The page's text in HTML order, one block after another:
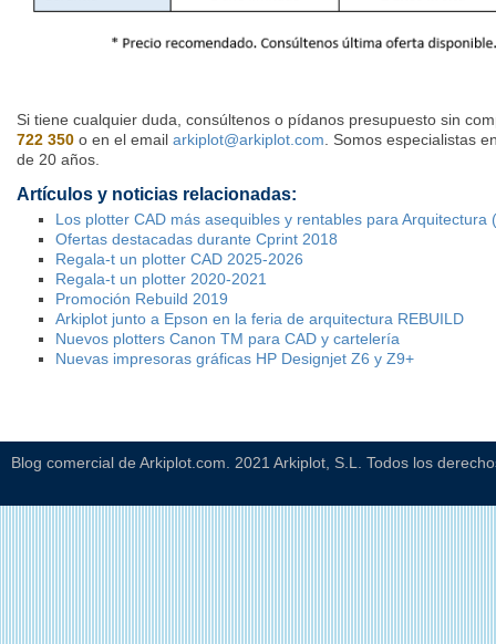
Si tiene cualquier duda, consúltenos o pídanos presupuesto sin
722 350 o en el email arkiplot@arkiplot.com . Somos especialistas
de 20 años.
Artículos y noticias relacionadas:
Los plotter CAD más asequibles y rentables para Arquitectura
Ofertas destacadas durante Cprint 2018
Regala-t un plotter CAD 2025-2026
Regala-t un plotter 2020-2021
Promoción Rebuild 2019
Arkiplot junto a Epson en la feria de arquitectura REBUILD
Nuevos plotters Canon TM para CAD y cartelería
Nuevas impresoras gráficas HP Designjet Z6 y Z9+
Blog comercial de Arkiplot.com. 2021 Arkiplot, S.L. Todos los